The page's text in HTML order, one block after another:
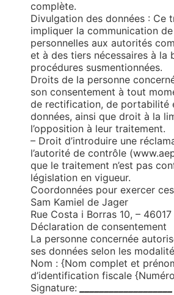
complète.
Divulgation des données : Ce
impliquer la communication
personnelles aux autorités
et à des tiers nécessaires à la
procédures susmentionnées.
Droits de la personne
son consentement à tout
de rectification, de portabilité
données, ainsi que droit à la
l’opposition à leur traitement.
– Droit d’introduire une
l’autorité de contrôle
que le traitement n’est pas
législation en vigueur.
Coordonnées pour exercer
Sam Kamiel de Jager
Rue Costa i Borras 10, –
Déclaration de consentement
La personne concernée
ses données selon les
Nom : {Nom complet et
d’identification fiscale
Signature: